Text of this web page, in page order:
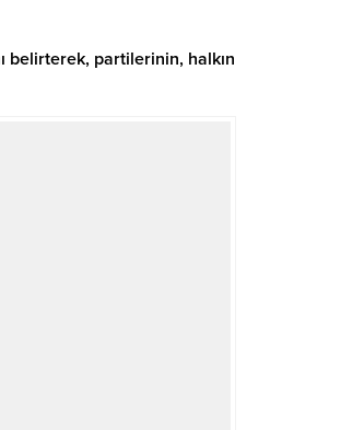
belirterek, partilerinin, halkın